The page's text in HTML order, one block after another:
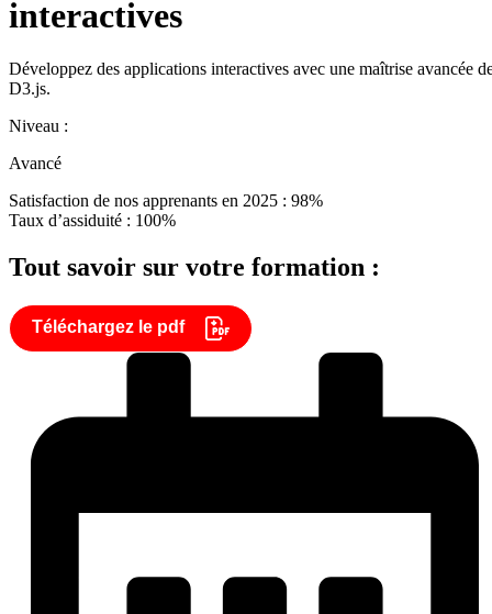
interactives
Développez des applications interactives avec une maîtrise avancée
D3.js.
Niveau :
Avancé
Satisfaction de nos apprenants en 2025 : 98%
Taux d’assiduité : 100%
Tout savoir sur votre formation :
Téléchargez le pdf